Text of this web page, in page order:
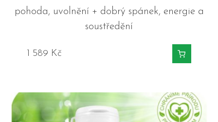
pohoda, uvolnění + dobrý spánek, energie a
soustředění
1 589 Kč